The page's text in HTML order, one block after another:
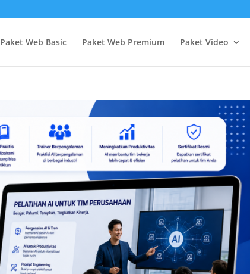
Paket Web Basic Paket Web Premium Paket Video